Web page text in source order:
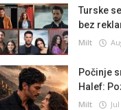
Turske
bez
Milt
Počinje
Halef:
Milt